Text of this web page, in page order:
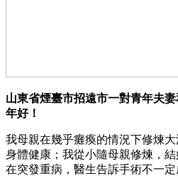
山東省煙臺市招遠市一對青年夫
年好！
我母親在幾乎癱瘓的情況下修煉
身體健康；我從小隨母親修煉，
在突發重病，醫生告訴手術不一